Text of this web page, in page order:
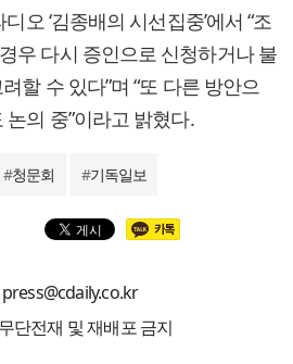
오 ‘김종배의 시선집중’에서 “조
우 다시 증인으로 신청하거나 불
할 수 있다”며 “또 다른 방안으
의 중”이라고 밝혔다.
#청문회 #기독일보
단전재 및 재배포 금지